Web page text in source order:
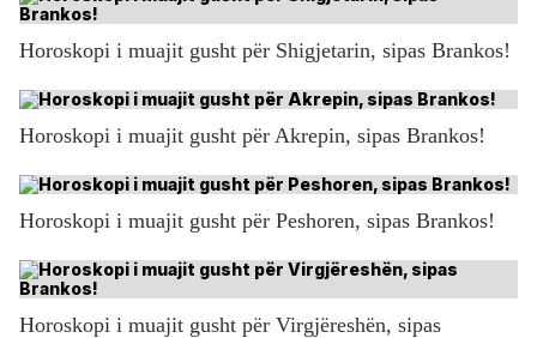
Horoskopi i muajit gusht për Shigjetarin, sipas Brankos!
Horoskopi i muajit gusht për Akrepin, sipas Brankos!
Horoskopi i muajit gusht për Peshoren, sipas Brankos!
Horoskopi i muajit gusht për Virgjëreshën, sipas